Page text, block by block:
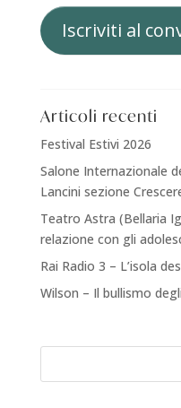
Iscriviti al
Articoli recenti
Festival Estivi 2026
Salone Internazionale
Lancini sezione
Teatro Astra (Bellaria
relazione con gli
Rai Radio 3 – L’isola
Wilson – Il bullismo